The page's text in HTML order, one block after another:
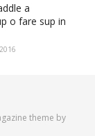
a
o fare sup in
theme by